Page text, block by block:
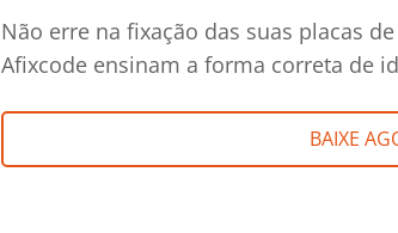
Não erre na fixação das suas placas
Afixcode ensinam a forma correta de
BAIXE